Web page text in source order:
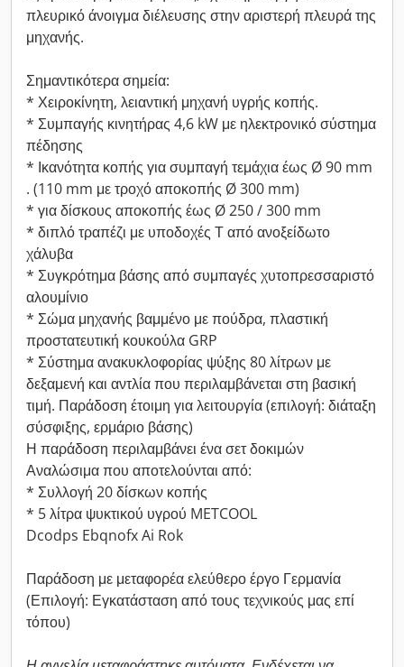
πλευρικό άνοιγμα διέλευσης στην αριστερή πλευρά της
μηχανής.
Σημαντικότερα σημεία:
* Χειροκίνητη, λειαντική μηχανή υγρής κοπής.
* Συμπαγής κινητήρας 4,6 kW με ηλεκτρονικό σύστημα
πέδησης
* Ικανότητα κοπής για συμπαγή τεμάχια έως Ø 90 mm
. (110 mm με τροχό αποκοπής Ø 300 mm)
* για δίσκους αποκοπής έως Ø 250 / 300 mm
* διπλό τραπέζι με υποδοχές Τ από ανοξείδωτο
χάλυβα
* Συγκρότημα βάσης από συμπαγές χυτοπρεσσαριστό
αλουμίνιο
* Σώμα μηχανής βαμμένο με πούδρα, πλαστική
προστατευτική κουκούλα GRP
* Σύστημα ανακυκλοφορίας ψύξης 80 λίτρων με
δεξαμενή και αντλία που περιλαμβάνεται στη βασική
τιμή. Παράδοση έτοιμη για λειτουργία (επιλογή: διάταξη
σύσφιξης, ερμάριο βάσης)
Η παράδοση περιλαμβάνει ένα σετ δοκιμών
Αναλώσιμα που αποτελούνται από:
* Συλλογή 20 δίσκων κοπής
* 5 λίτρα ψυκτικού υγρού METCOOL
Dcodps Ebqnofx Ai Rok
Παράδοση με μεταφορέα ελεύθερο έργο Γερμανία
(Επιλογή: Εγκατάσταση από τους τεχνικούς μας επί
τόπου)